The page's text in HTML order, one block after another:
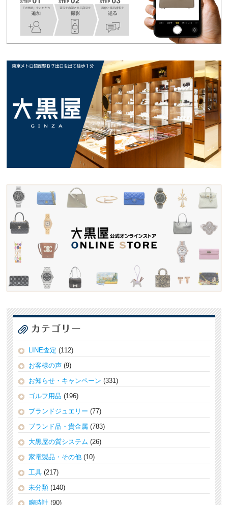
LINE査定 (112)
お客様の声 (9)
お知らせ・キャンペーン (331)
ゴルフ用品 (196)
ブランドジュエリー (77)
ブランド品・貴金属 (783)
大黒屋の質システム (26)
家電製品・その他 (10)
工具 (217)
未分類 (140)
腕時計 (90)